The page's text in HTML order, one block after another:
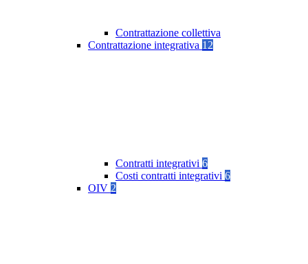
Contrattazione collettiva
Contrattazione integrativa 12
Contratti integrativi 6
Costi contratti integrativi 6
OIV 2